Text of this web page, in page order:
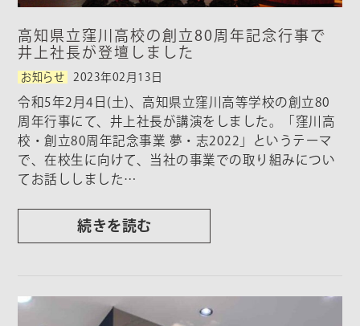
高知県立窪川高校の創立80周年記念行事で
井上社長が登壇しました
お知らせ 2023年02月13日
令和5年2月4日(土)、高知県立窪川高等学校の創立80
周年行事にて、井上社長が講演をしました。「窪川高
校・創立80周年記念事業 夢・志2022」というテーマ
で、在校生に向けて、当社の事業での取り組みについ
てお話ししました…
続きを読む